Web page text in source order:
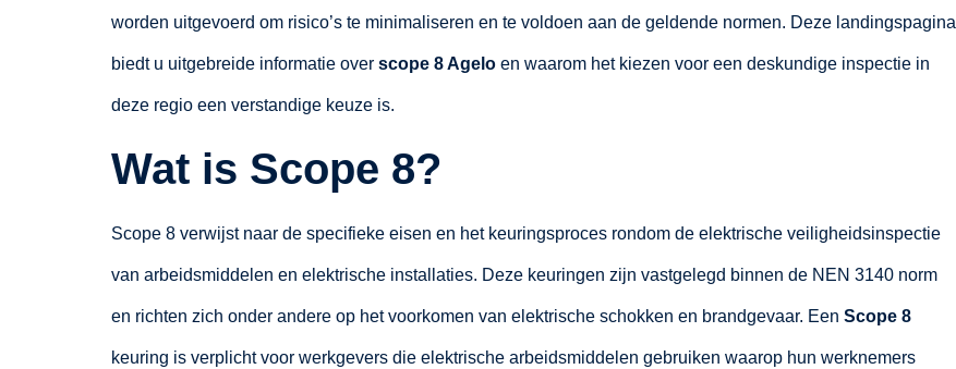
worden uitgevoerd om risico’s te minimaliseren en te voldoen aan de geldende normen. Deze landingspagina
biedt u uitgebreide informatie over scope 8 Agelo en waarom het kiezen voor een deskundige inspectie in
deze regio een verstandige keuze is.
Wat is Scope 8?
Scope 8 verwijst naar de specifieke eisen en het keuringsproces rondom de elektrische veiligheidsinspectie
van arbeidsmiddelen en elektrische installaties. Deze keuringen zijn vastgelegd binnen de NEN 3140 norm
en richten zich onder andere op het voorkomen van elektrische schokken en brandgevaar. Een Scope 8
keuring is verplicht voor werkgevers die elektrische arbeidsmiddelen gebruiken waarop hun werknemers